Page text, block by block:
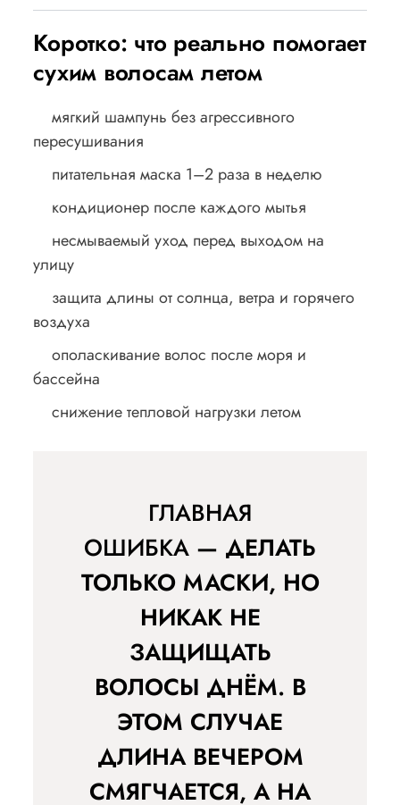
Коротко: что реально помогает
сухим волосам летом
мягкий шампунь без агрессивного
пересушивания
питательная маска 1–2 раза в неделю
кондиционер после каждого мытья
несмываемый уход перед выходом на
улицу
защита длины от солнца, ветра и горячего
воздуха
ополаскивание волос после моря и
бассейна
снижение тепловой нагрузки летом
ГЛАВНАЯ
ОШИБКА — ДЕЛАТЬ
ТОЛЬКО МАСКИ, НО
НИКАК НЕ
ЗАЩИЩАТЬ
ВОЛОСЫ ДНЁМ. В
ЭТОМ СЛУЧАЕ
ДЛИНА ВЕЧЕРОМ
СМЯГЧАЕТСЯ, А НА